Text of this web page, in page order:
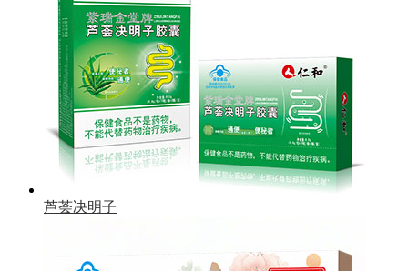
芦荟决明子